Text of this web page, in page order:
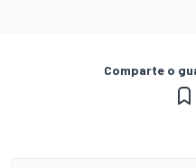
Comparte o